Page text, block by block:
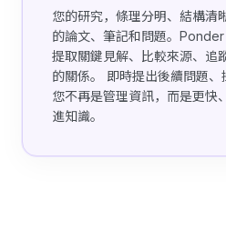
您的研究，條理分明、結構清
的論文、筆記和問題。
提取關鍵見解、比較來源、追
的關係。 即時提出後續問題、
您不再是管理資訊，而是更快
進知識。